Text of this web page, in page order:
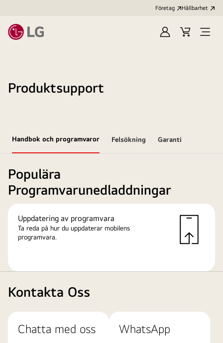
Företag Hållbarhet
LoggaKundvagn
Produktsupport
Handbok och programvaror Felsökning Garanti
Populära
Programvarunedladdningar
Uppdatering av programvara
Ta reda på hur du uppdaterar mobilens
programvara.
Kontakta Oss
Chatta med oss WhatsApp